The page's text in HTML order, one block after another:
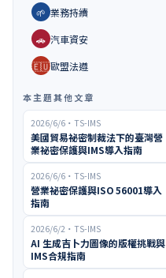
🌱 業務持續
🚗 汽車資安
🇪🇺歐盟法遵
本主題其他文章
2026/6/6 ・ TS-IMS
美國貿易祕密制裁法下的臺灣營
業祕密保護與IMS導入指南
2026/6/6 ・ TS-IMS
營業祕密保護與ISO 56001導入
指南
2026/6/2 ・ TS-IMS
AI 生成吉卜力圖像的版權挑戰與
IMS合規指南